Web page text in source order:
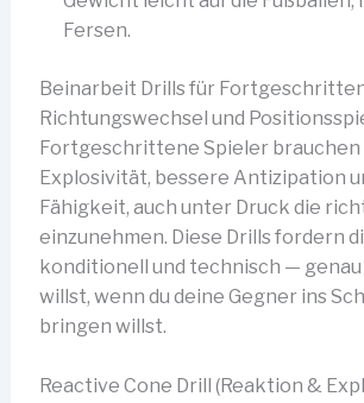
Fersen.
Beinarbeit Drills für
Richtungswechsel und
Fortgeschrittene Spieler brauchen
Explosivität, bessere Antizipation
Fähigkeit, auch unter Druck die
einzunehmen. Diese Drills fordern
konditionell und technisch — genau
willst, wenn du deine Gegner ins
bringen willst.
Reactive Cone Drill (Reaktion &